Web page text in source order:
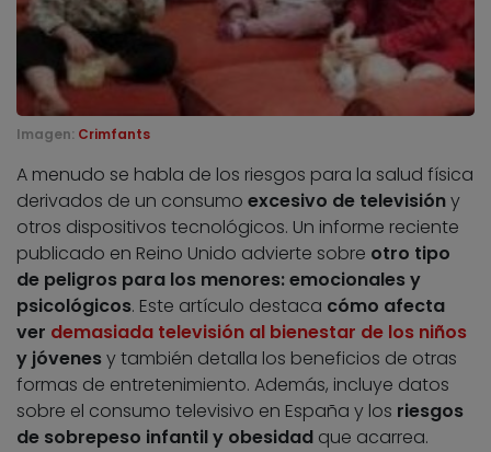
Imagen: Crimfants
A menudo se habla de los riesgos para la salud física
derivados de un consumo excesivo de televisióny
otros dispositivos tecnológicos. Un informe reciente
publicado en Reino Unido advierte sobre otro tipo
de peligros para los menores: emocionales y
psicológicos. Este artículo destaca cómo afecta
ver demasiada televisión al bienestar de los niños
y jóvenesy también detalla los beneficios de otras
formas de entretenimiento. Además, incluye datos
sobre el consumo televisivo en España y los riesgos
de sobrepeso infantil y obesidad que acarrea.